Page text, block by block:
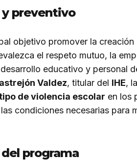
y preventivo
objetivo promover la creación
el respeto mutuo, la
educativo y personal
Valdez, titular del IHE,
de violencia escolar en los
condiciones necesarias para
programa